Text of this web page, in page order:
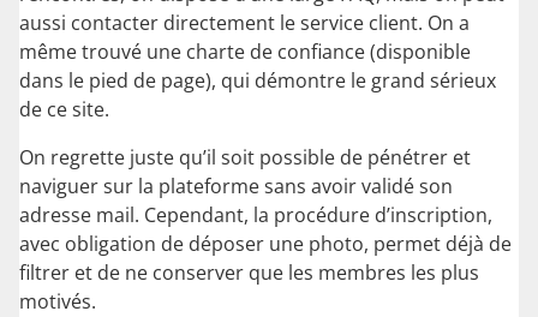
aussi contacter directement le service client. On a
même trouvé une charte de confiance (disponible
dans le pied de page), qui démontre le grand sérieux
de ce site.
On regrette juste qu’il soit possible de pénétrer et
naviguer sur la plateforme sans avoir validé son
adresse mail. Cependant, la procédure d’inscription,
avec obligation de déposer une photo, permet déjà de
filtrer et de ne conserver que les membres les plus
motivés.